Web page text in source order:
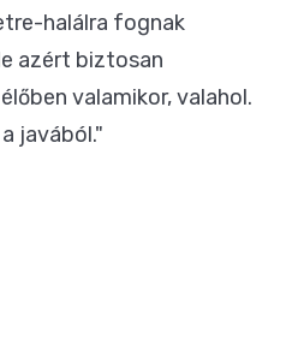
halálra fognak
azért biztosan
valamikor, valahol.
javából."